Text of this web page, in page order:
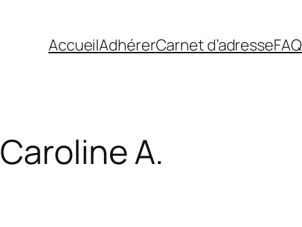
AccueilAdhérerCarnet d’adresseFAQ
Caroline A.